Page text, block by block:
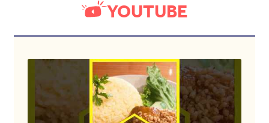
YOUTUBE